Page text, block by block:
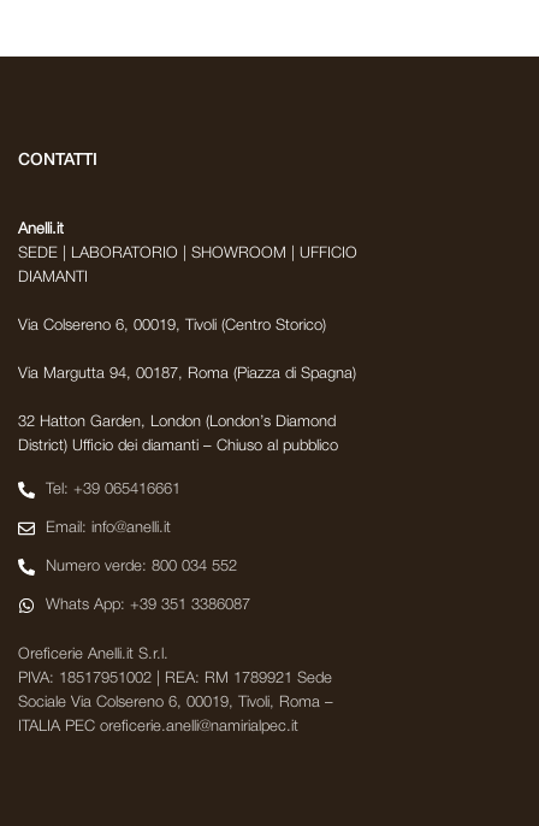
CONTATTI
Anelli.it
SEDE | LABORATORIO | SHOWROOM | UFFICIO
DIAMANTI
Via Colsereno 6, 00019, Tivoli (Centro Storico)
Via Margutta 94, 00187, Roma (Piazza di Spagna)
32 Hatton Garden, London (London’s Diamond
District) Ufficio dei diamanti – Chiuso al pubblico
Tel: +39 065416661
Email: info@anelli.it
Numero verde: 800 034 552
Whats App: +39 351 3386087
Oreficerie Anelli.it S.r.l.
PIVA: 18517951002 | REA: RM 1789921 Sede
Sociale Via Colsereno 6, 00019, Tivoli, Roma –
ITALIA PEC oreficerie.anelli@namirialpec.it